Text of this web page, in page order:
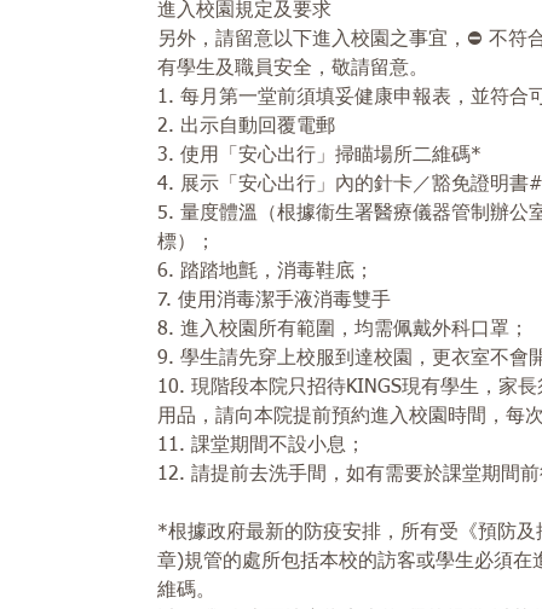
進入校園規定及要求
另外，請留意以下進入校園之事宜，⛔ 不
有學生及職員安全，敬請留意。
1. 每月第一堂前須填妥健康申報表，並符
2. 出示自動回覆電郵
3. 使用「安心出行」掃瞄場所二維碼*
4. 展示「安心出行」內的針卡／豁免證明書#
5. 量度體溫（根據衞生署醫療儀器管制辦公
標）；
6. 踏踏地氈，消毒鞋底；
7. 使用消毒潔手液消毒雙手
8. 進入校園所有範圍，均需佩戴外科口罩；
9. 學生請先穿上校服到達校園，更衣室不會
10. 現階段本院只招待KINGS現有學生，家
用品，請向本院提前預約進入校園時間，每
11. 課堂期間不設小息；
12. 請提前去洗手間，如有需要於課堂期間
*根據政府最新的防疫安排，所有受《預防
章)規管的處所包括本校的訪客或學生必須
維碼。